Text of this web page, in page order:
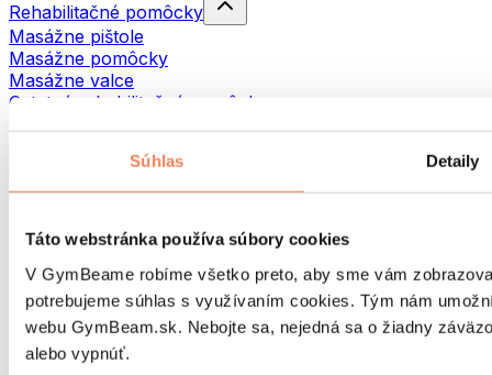
Súhlas Detaily
Táto webstránka používa súbory cookies
V GymBeame robíme všetko preto, aby sme vám
potrebujeme súhlas s využívaním cookies. Tým nám
webu GymBeam.sk. Nebojte sa, nejedná sa o žiadny
alebo vypnúť.
Rehabilitačné pomôcky
Masážne pištole
Masážne pomôcky
Masážne valce
Ostatné rehabilitačné pomôcky
Tašky a batohy
Tašky na jedlo a príslušenstvo
Pomôcky podľa aktivity
Beh
Bojové športy
Cyklistika
Joga a pilates
Otužovanie